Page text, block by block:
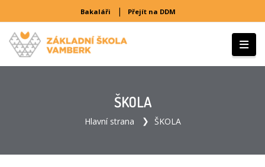
Bakaláři | Přejít na DDM
ŠKOLA
Hlavní strana ŠKOLA